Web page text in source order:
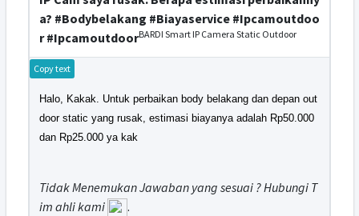
a? #Bodybelakang #Biayaservice #Ipcamoutdoo
r #IpcamoutdoorBARDI Smart IP Camera Static Outdoor
Copy text
Halo, Kakak. Untuk perbaikan body belakang dan depan out
door static yang rusak, estimasi biayanya adalah Rp50.000
dan Rp25.000 ya kak
Tidak Menemukan Jawaban yang sesuai ? Hubungi T
im ahli kami
.